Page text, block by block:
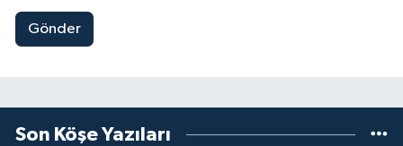
Gönder
Son Köşe Yazıları